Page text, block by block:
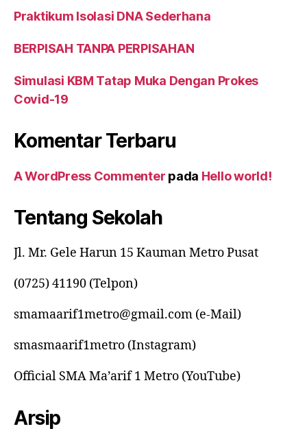
Praktikum Isolasi DNA Sederhana
BERPISAH TANPA PERPISAHAN
Simulasi KBM Tatap Muka Dengan Prokes
Covid-19
Komentar Terbaru
A WordPress Commenter pada Hello world!
Tentang Sekolah
Jl. Mr. Gele Harun 15 Kauman Metro Pusat
(0725) 41190 (Telpon)
smamaarif1metro@gmail.com (e-Mail)
smasmaarif1metro (Instagram)
Official SMA Ma’arif 1 Metro (YouTube)
Arsip